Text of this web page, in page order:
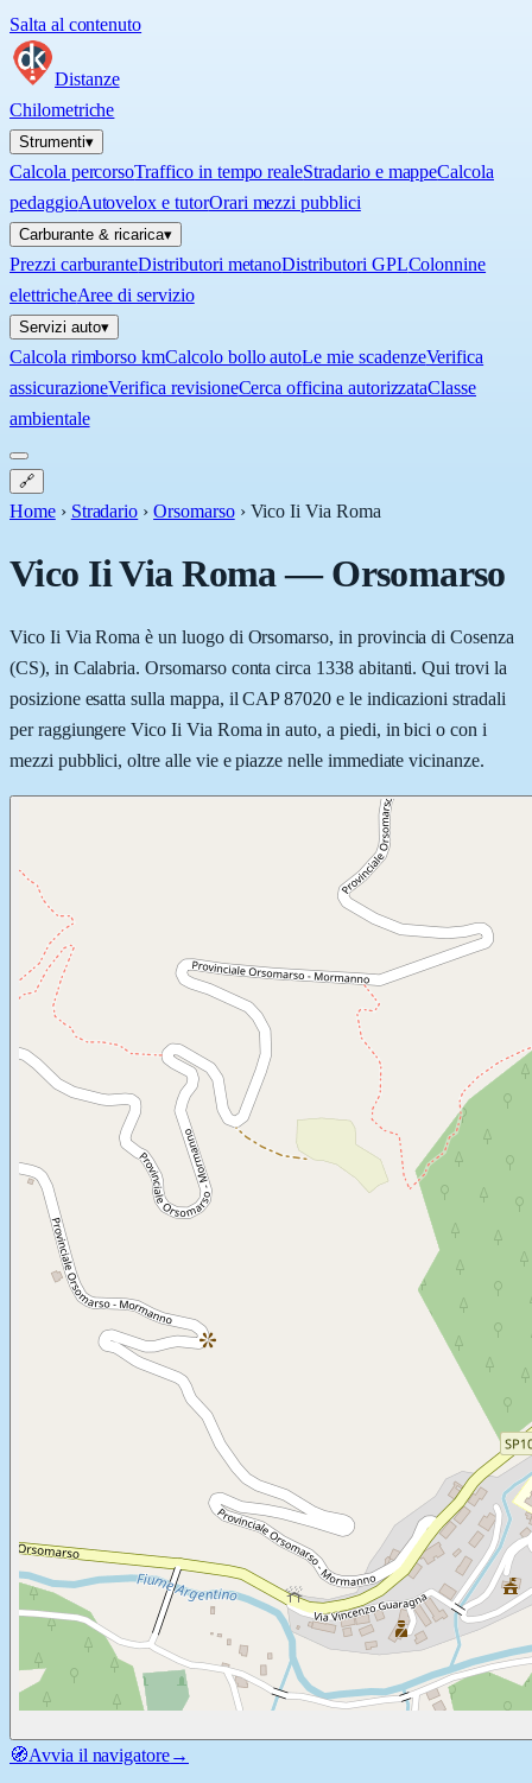
Salta al contenuto
Distanze
Chilometriche
Strumenti▾
Calcola percorsoTraffico in tempo realeStradario e mappeCalcola
pedaggioAutovelox e tutorOrari mezzi pubblici
Carburante & ricarica▾
Prezzi carburanteDistributori metanoDistributori GPLColonnine
elettricheAree di servizio
Servizi auto▾
Calcola rimborso kmCalcolo bollo autoLe mie scadenzeVerifica
assicurazioneVerifica revisioneCerca officina autorizzataClasse
ambientale
🔗
Home › Stradario › Orsomarso › Vico Ii Via Roma
Vico Ii Via Roma—Orsomarso
Vico Ii Via Roma è un luogo di Orsomarso, in provincia di Cosenza
(CS), in Calabria. Orsomarso conta circa 1338 abitanti. Qui trovi la
posizione esatta sulla mappa, il CAP 87020 e le indicazioni stradali
per raggiungere Vico Ii Via Roma in auto, a piedi, in bici o con i
mezzi pubblici, oltre alle vie e piazze nelle immediate vicinanze.
🧭Avvia il navigatore→